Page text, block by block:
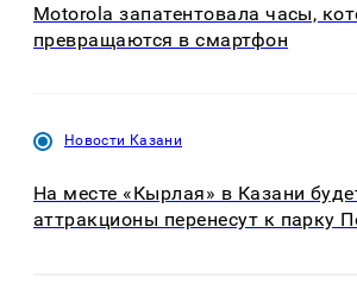
Motorola запатентовала часы,
превращаются в смартфон
Новости Казани
На месте «Кырлая» в Казани
аттракционы перенесут к парку